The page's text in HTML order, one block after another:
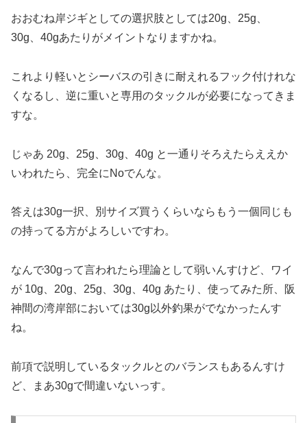
おおむね岸ジギとしての選択肢としては20g、25g、
30g、40gあたりがメイントなりますかね。
これより軽いとシーバスの引きに耐えれるフック付けれな
くなるし、逆に重いと専用のタックルが必要になってきま
すな。
じゃあ 20g、25g、30g、40g と一通りそろえたらええか
いわれたら、完全にNoでんな。
答えは30g一択、別サイズ買うくらいならもう一個同じも
の持ってる方がよろしいですわ。
なんで30gって言われたら理論として弱いんすけど、ワイ
が 10g、20g、25g、30g、40g あたり、使ってみた所、阪
神間の湾岸部においては30g以外釣果がでなかったんす
ね。
前項で説明しているタックルとのバランスもあるんすけ
ど、まあ30gで間違いないっす。